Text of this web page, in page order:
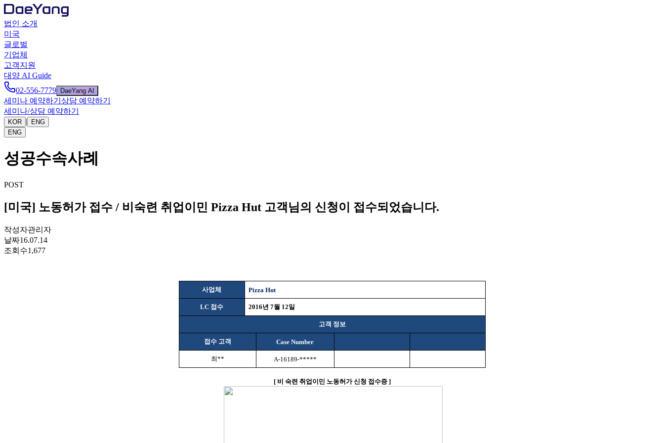
법인 소개
미국
글로벌
기업체
고객지원
대양 AI Guide
02-556-7779
DaeYang AI
세미나 예약하기 상담 예약하기
세미나/상담 예약하기
KOR |
ENG
ENG
성공수속사례
POST
[미국] 노동허가 접수 / 비숙련 취업이민 Pizza Hut 고객님의 신청이 접수되었습니다.
작성자관리자
날짜16.07.14
조회수1,677
사업체 Pizza Hut
LC 접수 2016년 7월 12일
고객 정보
접수 고객 Case Number
최** A-16189-*****
[ 비 숙련 취업이민 노동허가 신청 접수증]